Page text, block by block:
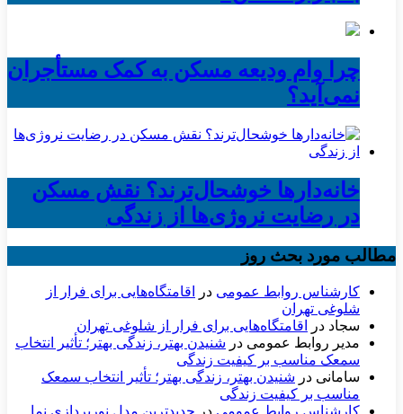
چرا وام ودیعه مسکن به کمک مستأجران
نمی‌آید؟
خانه‌دارها خوشحال‌ترند؟ نقش مسکن
در رضایت نروژی‌ها از زندگی
مطالب مورد بحث روز
کارشناس روابط عمومی در
اقامتگاه‌هایی برای فرار از
شلوغی تهران
سجاد در
اقامتگاه‌هایی برای فرار از شلوغی تهران
مدیر روابط عمومی در شنیدن بهتر، زندگی بهتر؛ تأثیر انتخاب
سمعک مناسب بر کیفیت زندگی
سامانی در شنیدن بهتر، زندگی بهتر؛ تأثیر انتخاب سمعک
مناسب بر کیفیت زندگی
کارشناس روابط عمومی در جدیدترین مدل نورپردازی نما